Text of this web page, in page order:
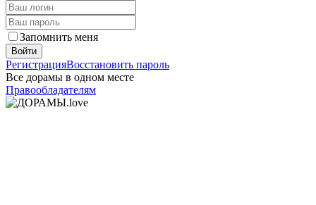
Запомнить меня
Войти
РегистрацияВосстановить пароль
Все дорамы в одном месте
Правообладателям